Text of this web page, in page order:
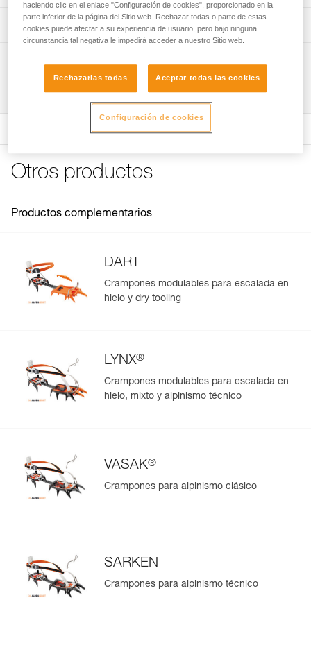
Compatibles con los crampones DART para reemplazar
los bloques delanteros.
LYNX.
Punta frontal modulable (mono o bipunta) según las
Características técnicas
Características por referencia
Referencia : U001EA00
: Peso en configuración monopunta: 360 g
Garantía : 3 Años
FAQ
Ver todo el contenido técnico
Inspección
Procedimiento de revisión del EPI
Descargar el pdf verif-EPI-crampons-procedure-ES
Descargar el pdf verif-EPI-crampons-suivi-ES
Otros productos
Productos complementarios
DART
Crampones modulables para escalada en
hielo y dry tooling
LYNX®
Crampones modulables para escalada en
hielo, mixto y alpinismo técnico
VASAK®
Crampones para alpinismo clásico
SARKEN
Crampones para alpinismo técnico
haciendo clic en el enlace "Configuración de cookies", proporcionado en la
parte inferior de la página del Sitio web. Rechazar todas o parte de estas
cookies puede afectar a su experiencia de usuario, pero bajo ninguna
circunstancia tal negativa le impedirá acceder a nuestro Sitio web.
Rechazarlas todas Aceptar todas las cookies
Configuración de cookies